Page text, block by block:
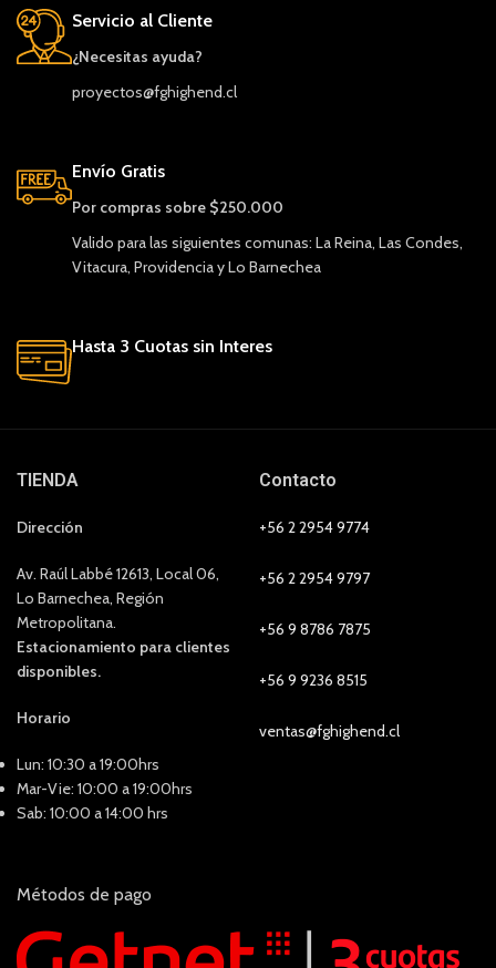
Servicio al Cliente
¿Necesitas ayuda?
proyectos@fghighend.cl
Envío Gratis
Por compras sobre $250.000
Valido para las siguientes comunas: La Reina, Las Condes,
Vitacura, Providencia y Lo Barnechea
Hasta 3 Cuotas sin Interes
TIENDA
Dirección
Av. Raúl Labbé 12613, Local 06,
Lo Barnechea, Región
Metropolitana.
Estacionamiento para clientes
disponibles.
Horario
Lun: 10:30 a 19:00hrs
Mar-Vie: 10:00 a 19:00hrs
Sab: 10:00 a 14:00 hrs
Contacto
+56 2 2954 9774
+56 2 2954 9797
+56 9 8786 7875
+56 9 9236 8515
ventas@fghighend.cl
Métodos de pago